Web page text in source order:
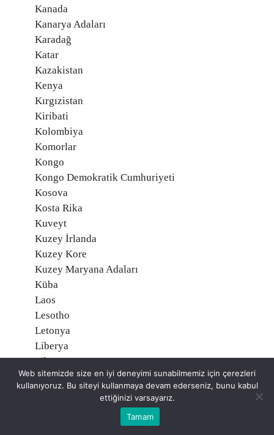
Kanada
Kanarya Adaları
Karadağ
Katar
Kazakistan
Kenya
Kırgızistan
Kiribati
Kolombiya
Komorlar
Kongo
Kongo Demokratik Cumhuriyeti
Kosova
Kosta Rika
Kuveyt
Kuzey İrlanda
Kuzey Kore
Kuzey Maryana Adaları
Küba
Laos
Lesotho
Letonya
Liberya
Libya
Liechtenstein
Litvanya
Web sitemizde size en iyi deneyimi sunabilmemiz için çerezleri
kullanıyoruz. Bu siteyi kullanmaya devam ederseniz, bunu kabul
ettiğinizi varsayarız.
Tamam